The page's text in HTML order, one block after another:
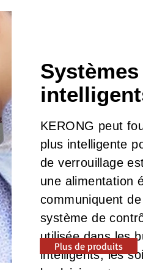
KERONG peut
plus intelligente
de verrouillage
une alimentation
communiquent
système de
utilisée dans les
intelligents, les
Plus de produits